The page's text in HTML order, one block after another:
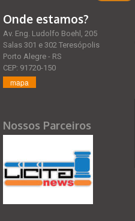
Onde estamos?
Av. Eng. Ludolfo Boehl, 205
Salas 301 e 302 Teresópolis
Porto Alegre - RS
CEP: 91720-150
mapa
Nossos Parceiros